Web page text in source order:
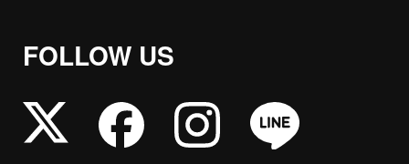
FOLLOW US